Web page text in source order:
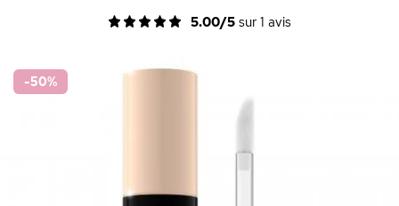
5.00/5 sur 1 avis
-50%